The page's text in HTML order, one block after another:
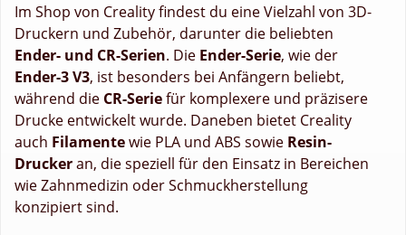
Im Shop von Creality findest du eine Vielzahl von 3D-
Druckern und Zubehör, darunter die beliebten
Ender- und CR-Serien. Die Ender-Serie, wie der
Ender-3 V3, ist besonders bei Anfängern beliebt,
während die CR-Seriefür komplexere und präzisere
Drucke entwickelt wurde. Daneben bietet Creality
auch Filamentewie PLA und ABS sowie Resin-
Druckeran, die speziell für den Einsatz in Bereichen
wie Zahnmedizin oder Schmuckherstellung
konzipiert sind.